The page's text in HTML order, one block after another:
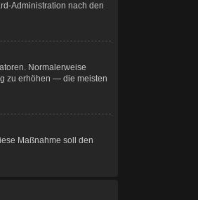
Administration nach den
Normalerweise
zu erhöhen — die meisten
Maßnahme soll den